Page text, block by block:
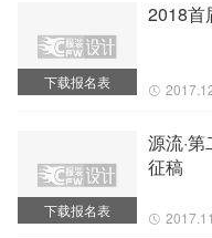
下载报名表
2018首
下载报名表
源流·
征稿